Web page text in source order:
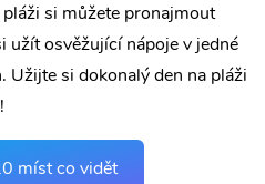
si můžete pronajmout
užít osvěžující nápoje v jedné
Užijte si dokonalý den na pláži
míst co vidět